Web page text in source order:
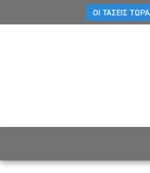
ΟΙ ΤΆΣΕΙΣ ΤΏΡΑ